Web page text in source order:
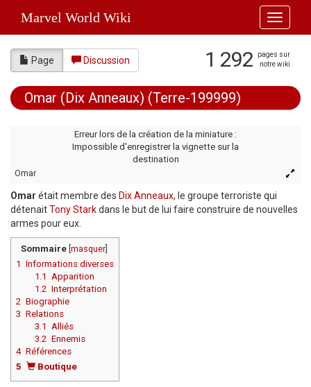
Toggle
Marvel World Wiki
Page Discussion 1 292
pages sur
notre wiki
Omar (Dix Anneaux) (Terre-199999)
Erreur lors de la création de la miniature :
Impossible d'enregistrer la vignette sur la
destination
Omar
Omar était membre des Dix Anneaux, le groupe terroriste qui
détenaitTony Starkdans le but de lui faire construire de nouvelles
armes pour eux.
Sommaire[ masquer]
1 Informations diverses
1.1 Apparition
1.2 Interprétation
2 Biographie
3 Relations
3.1 Alliés
3.2 Ennemis
4 Références
5
Boutique